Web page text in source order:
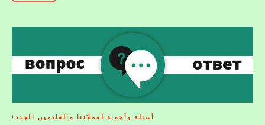
أسئلة وأجوبة لعملائنا والقادمين الجدد!